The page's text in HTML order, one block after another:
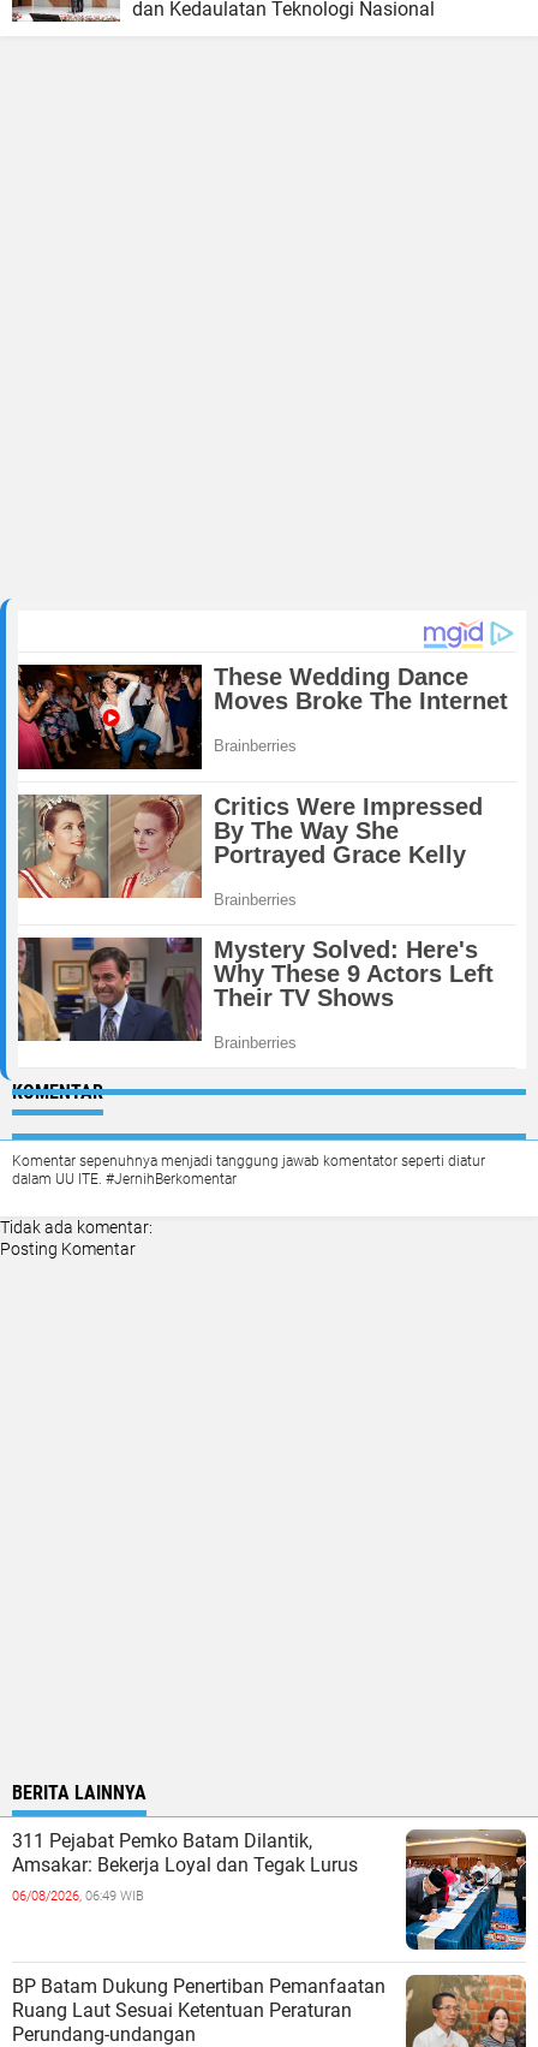
dan Kedaulatan Teknologi Nasional
KOMENTAR
Komentar sepenuhnya menjadi tanggung jawab komentator seperti diatur
dalam UU ITE. #JernihBerkomentar
Tidak ada komentar:
Posting Komentar
BERITA LAINNYA
311 Pejabat Pemko Batam Dilantik,
Amsakar: Bekerja Loyal dan Tegak Lurus
06/08/2026, 06:49 WIB
BP Batam Dukung Penertiban Pemanfaatan
Ruang Laut Sesuai Ketentuan Peraturan
Perundang-undangan